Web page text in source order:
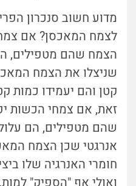
מדוע חשוב סנכרון
לצמח המאכסן? אם
הצמח שהם מטפילים,
שניצלו את הצמח
קטן והם יעמידו כמות
זאת, אם צמחי הכשות
שהם מטפילים, הם
אנרגטי שכן הצמח
חומרי האנרגיה שלו